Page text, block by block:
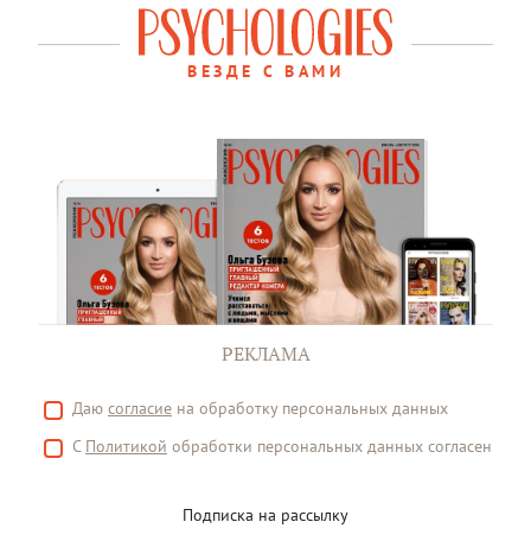
ВЕЗДЕ С ВАМИ
РЕКЛАМА
Даю согласие на обработку персональных данных
С Политикой обработки персональных данных согласен
Подписка на рассылку